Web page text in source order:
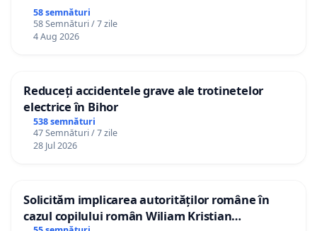
58 semnături
58 Semnături / 7 zile
4 Aug 2026
Reduceți accidentele grave ale trotinetelor
electrice în Bihor
538 semnături
47 Semnături / 7 zile
28 Jul 2026
Solicităm implicarea autorităților române în
cazul copilului român Wiliam Kristian